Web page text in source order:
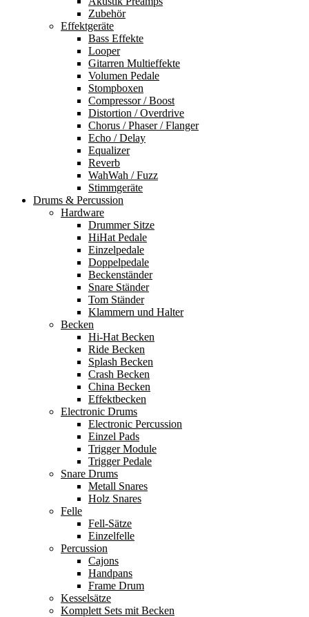
Zubehör
Effektgeräte
Bass Effekte
Looper
Gitarren Multieffekte
Volumen Pedale
Stompboxen
Compressor / Boost
Distortion / Overdrive
Chorus / Phaser / Flanger
Echo / Delay
Equalizer
Reverb
WahWah / Fuzz
Stimmgeräte
Drums & Percussion
Hardware
Drummer Sitze
HiHat Pedale
Einzelpedale
Doppelpedale
Beckenständer
Snare Ständer
Tom Ständer
Klammern und Halter
Becken
Hi-Hat Becken
Ride Becken
Splash Becken
Crash Becken
China Becken
Effektbecken
Electronic Drums
Electronic Percussion
Einzel Pads
Trigger Module
Trigger Pedale
Snare Drums
Metall Snares
Holz Snares
Felle
Fell-Sätze
Einzelfelle
Percussion
Cajons
Handpans
Frame Drum
Kesselsätze
Komplett Sets mit Becken